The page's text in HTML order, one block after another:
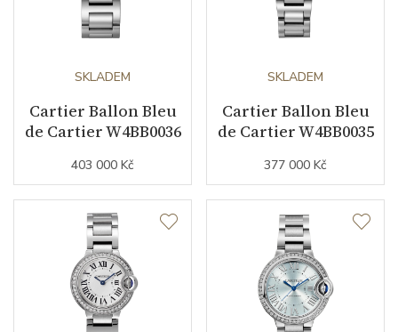
SKLADEM
Cartier Ballon Bleu
de Cartier W4BB0036
403 000 Kč
SKLADEM
Cartier Ballon Bleu
de Cartier W4BB0035
377 000 Kč